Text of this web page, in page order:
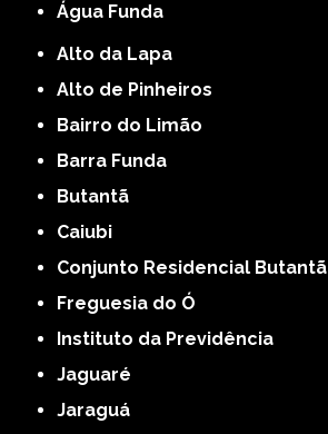
Água Funda
Alto da Lapa
Alto de Pinheiros
Bairro do Limão
Barra Funda
Butantã
Caiubi
Conjunto Residencial Butantã
Freguesia do Ó
Instituto da Previdência
Jaguaré
Jaraguá